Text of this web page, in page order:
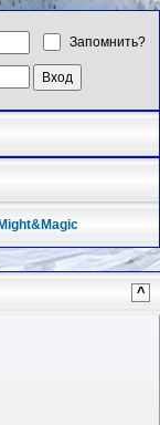
Запомнить?
Might&Magic
^